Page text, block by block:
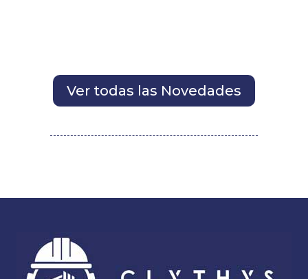
Ver todas las Novedades